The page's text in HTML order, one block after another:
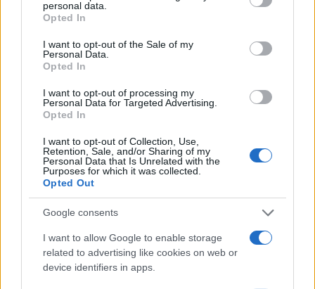
grant or deny consent to Google and its third-party tags to
use your data for below specified purposes in below Google
consent section.
personal data.
Opted In
I want to opt-out of the Sale of my
Personal Data.
Opted In
I want to opt-out of processing my
Personal Data for Targeted Advertising.
Opted In
I want to opt-out of Collection, Use,
Retention, Sale, and/or Sharing of my
Personal Data that Is Unrelated with the
Purposes for which it was collected.
Opted Out
Google consents
I want to allow Google to enable storage
related to advertising like cookies on web or
device identifiers in apps.